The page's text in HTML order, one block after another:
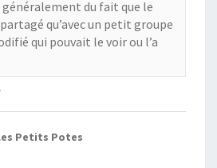
du fait que le
qu’avec un petit groupe
qui pouvait le voir ou l’a
Petits Potes